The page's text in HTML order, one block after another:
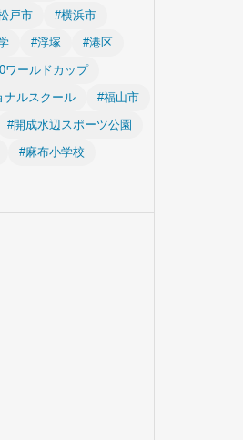
戸市
#横浜市
#浮塚
#港区
ワールドカップ
ナルスクール
#福山市
#開成水辺スポーツ公園
#麻布小学校